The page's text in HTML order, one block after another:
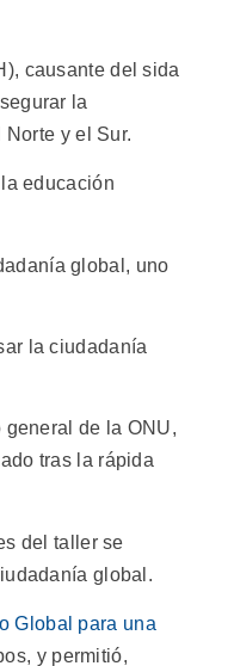
causante del sida
la
y el Sur.
educación
global, uno
la ciudadanía
de la ONU,
tras la rápida
del taller se
global.
Global para una
y permitió,